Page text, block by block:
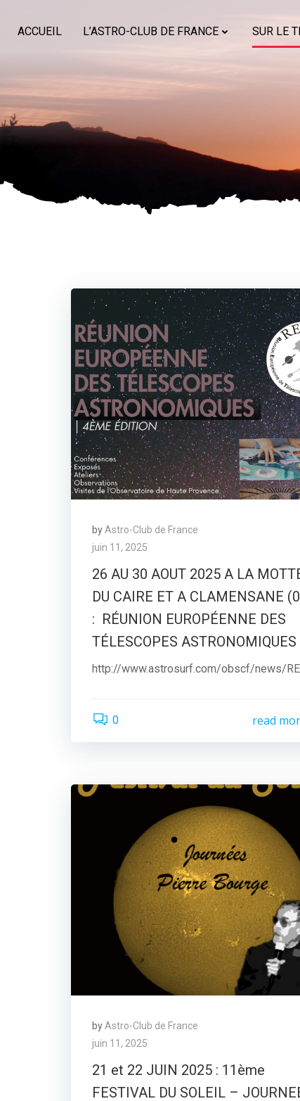
ACCUEIL L’ASTRO-CLUB DE FRANCE SUR LE
by Astro-Club de France
juin 11, 2025
26 AU 30 AOUT 2025 A LA
DU CAIRE ET A CLAMENSANE
: RÉUNION EUROPÉENNE DES
TÉLESCOPES ASTRONOMIQUES
http://www.astrosurf.com/obscf/news/
0 read
by Astro-Club de France
juin 11, 2025
21 et 22 JUIN 2025 : 11ème
FESTIVAL DU SOLEIL –